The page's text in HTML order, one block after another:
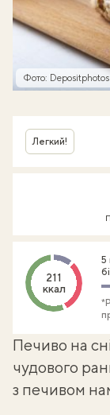
Фото: Depositphotos
Легкий!
211
ккал
5
Печиво на
чудового
з печивом